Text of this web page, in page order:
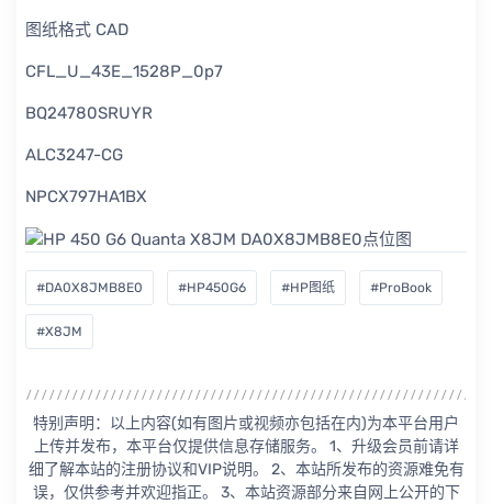
图纸格式 CAD
CFL_U_43E_1528P_0p7
BQ24780SRUYR
ALC3247-CG
NPCX797HA1BX
#DA0X8JMB8E0 #HP450G6 #HP图纸 #ProBook
#X8JM
特别声明：以上内容(如有图片或视频亦包括在内)为本平台用户
上传并发布，本平台仅提供信息存储服务。 1、升级会员前请详
细了解本站的注册协议和VIP说明。 2、本站所发布的资源难免有
误，仅供参考并欢迎指正。 3、本站资源部分来自网上公开的下